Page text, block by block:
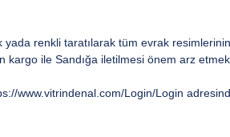
yada renkli taratılarak tüm evrak
kargo ile Sandığa iletilmesi önem arz
www.vitrindenal.com/Login/Login